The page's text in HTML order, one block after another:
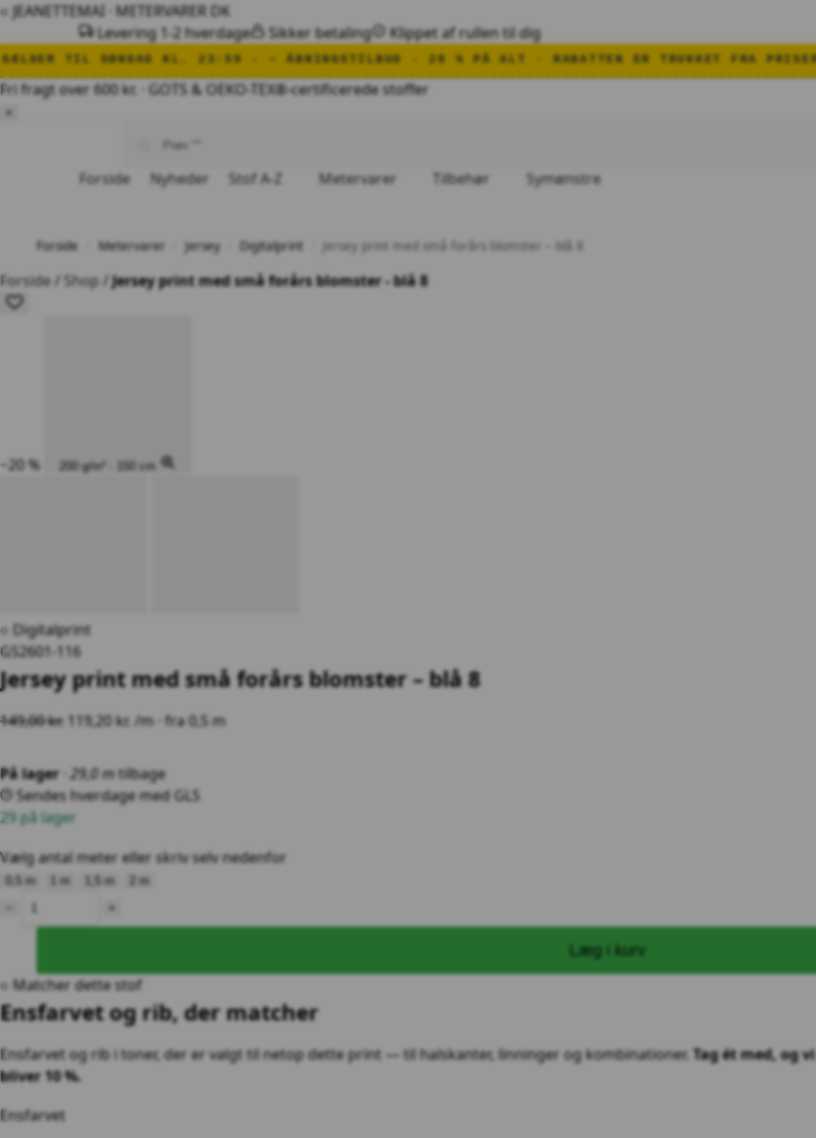
○ JEANETTEMAI · METERVARER DK
Levering 1-2 hverdage
Sikker betaling Klippet af rullen til dig
· ✂ ÅBNINGSTILBUD · 20 % PÅ ALT · RABATTEN ER TRUKKET FRA PRISERNE · GÆLDER TIL
Fri fragt over 600 kr. · GOTS & OEKO-TEX®-certificerede stoffer
×
Forside Nyheder Stof A-Z Metervarer Tilbehør
Symønstre
Forside Metervarer Jersey Digitalprint Jersey print med små forårs blomster – blå 8
Forside/ Shop/Jersey print med små forårs blomster - blå 8
−20 % 200 g/m² · 150 cm
○ Digitalprint
GS2601-116
Jersey print med små forårs blomster – blå 8
149,00 kr. 119,20 kr. /m · fra 0,5 m
På lager 29,0 mtilbage
Sendes hverdage med GLS
29 på lager
Vælg antal metereller skriv selv nedenfor
0,5 m 1 m 1,5 m 2 m
+
Læg i kurv
○ Matcher dette stof
Ensfarvet og rib, der matcher
Ensfarvet og rib i toner, der er valgt til netop dette print — til halskanter, linninger og kombinationer. Tag ét med, og
bliver 10 %.
Ensfarvet